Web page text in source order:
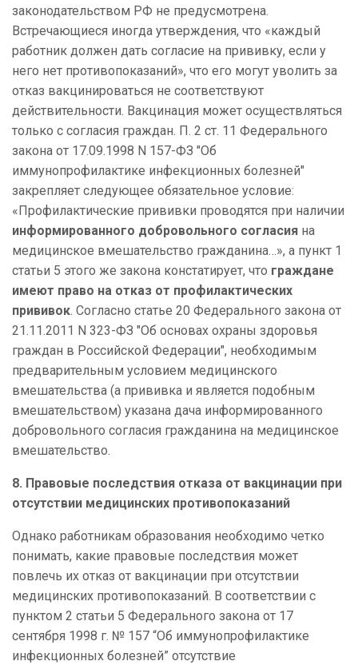
законодательством РФ не предусмотрена.
Встречающиеся иногда утверждения, что «каждый
работник должен дать согласие на прививку, если у
него нет противопоказаний», что его могут уволить за
отказ вакцинироваться не соответствуют
действительности. Вакцинация может осуществляться
только с согласия граждан. П. 2 ст. 11 Федерального
закона от 17.09.1998 N 157-ФЗ "Об
иммунопрофилактике инфекционных болезней"
закрепляет следующее обязательное условие:
«Профилактические прививки проводятся при наличии
информированного добровольного согласия на
медицинское вмешательство гражданина…», а пункт 1
статьи 5 этого же закона констатирует, что граждане
имеют право на отказ от профилактических
прививок. Согласно статье 20 Федерального закона от
21.11.2011 N 323-ФЗ "Об основах охраны здоровья
граждан в Российской Федерации", необходимым
предварительным условием медицинского
вмешательства (а прививка и является подобным
вмешательством) указана дача информированного
добровольного согласия гражданина на медицинское
вмешательство.
8. Правовые последствия отказа от вакцинации при
отсутствии медицинских противопоказаний
Однако работникам образования необходимо четко
понимать, какие правовые последствия может
повлечь их отказ от вакцинации при отсутствии
медицинских противопоказаний. В соответствии с
пунктом 2 статьи 5 Федерального закона от 17
сентября 1998 г. № 157 “Об иммунопрофилактике
инфекционных болезней” отсутствие